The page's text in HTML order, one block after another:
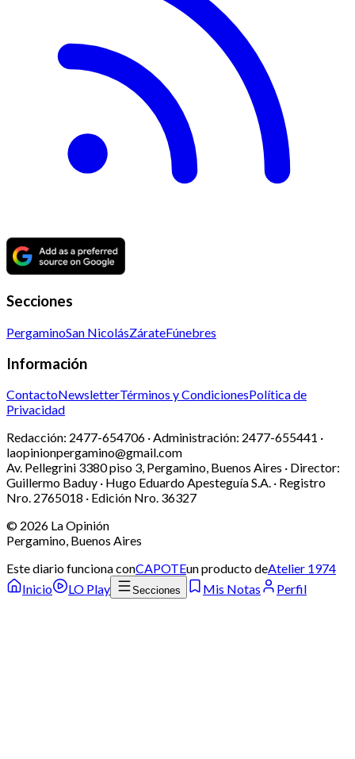
Secciones
PergaminoSan NicolásZárateFúnebres
Información
ContactoNewsletterTérminos y CondicionesPolítica de
Privacidad
Redacción: 2477-654706 ·Administración: 2477-655441 ·
laopinionpergamino@gmail.com
Av. Pellegrini 3380 piso 3, Pergamino, Buenos Aires · Director:
Guillermo Baduy · Hugo Eduardo Apesteguía S.A. · Registro
Nro. 2765018 · Edición Nro. 36327
© 2026 La Opinión
Pergamino, Buenos Aires
Este diario funciona conCAPOTEun producto deAtelier 1974
Inicio
LO Play Secciones Mis Notas Perfil